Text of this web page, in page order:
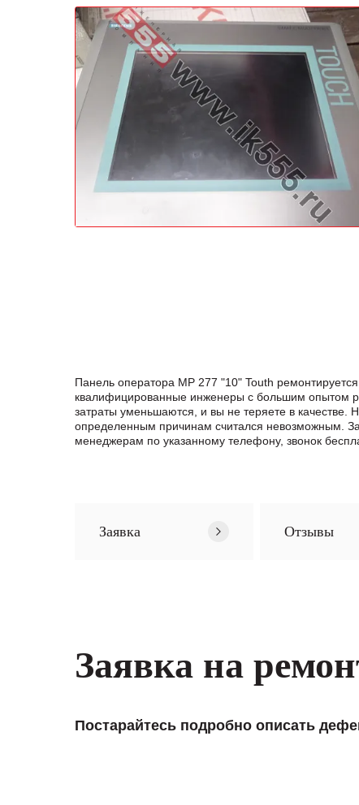
Панель оператора MP 277 "10" Touth
квалифицированные инженеры с большим опытом
затраты уменьшаются, и вы не теряете в качестве.
определенным причинам считался невозможным.
менеджерам по указанному телефону, звонок
Заявка Отзывы
Заявка на
Постарайтесь подробно описать